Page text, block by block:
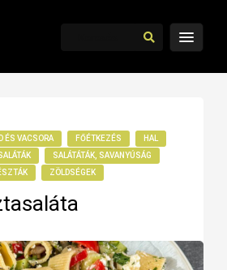
ÉS VACSORA FŐÉTKEZÉS
HAL
SALÁTÁTÁK, SAVANYÚSÁG
ZÖLDSÉGEK